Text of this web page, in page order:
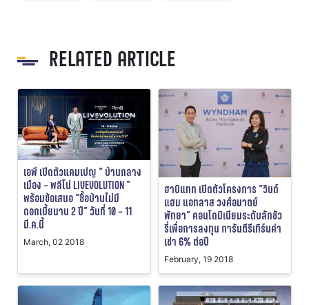
RELATED ARTICLE
เอพี เปิดตัวแคมเปญ “ บ้านกลาง
เมือง – พลีโน่ LIVEVOLUTION ”
พร้อมข้อเสนอ “ซื้อบ้านไม่มี
ดอกเบี้ยนาน 2 ปี” วันที่ 10 – 11
มี.ค.นี้
March, 02 2018
ฮาบิแทท เปิดตัวโครงการ “วินด์
แฮม แอทลาส วงศ์อมาตย์
พัทยา” คอนโดมิเนียมระดับลักชัว
รี่เพื่อการลงทุน การันตีรีเทิร์นค่า
เช่า 6% ต่อปี
February, 19 2018